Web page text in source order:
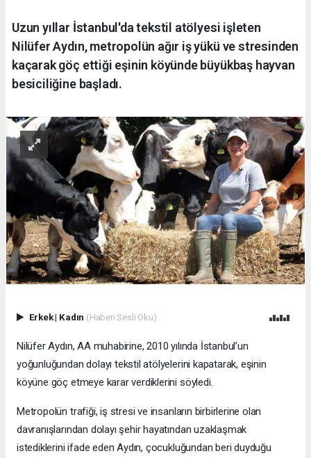
Uzun yıllar İstanbul'da tekstil atölyesi işleten
Nilüfer Aydın, metropolün ağır iş yükü ve stresinden
kaçarak göç ettiği eşinin köyünde büyükbaş hayvan
besiciliğine başladı.
Erkek| Kadın (Haberi Sesli Oku)
Nilüfer Aydın, AA muhabirine, 2010 yılında İstanbul’un
yoğunluğundan dolayı tekstil atölyelerini kapatarak, eşinin
köyüne göç etmeye karar verdiklerini söyledi.
Metropolün trafiği, iş stresi ve insanların birbirlerine olan
davranışlarından dolayı şehir hayatından uzaklaşmak
istediklerini ifade eden Aydın, çocukluğundan beri duyduğu